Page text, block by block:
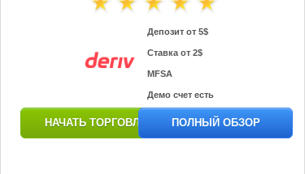
Депозит от 5$
Ставка от 2$
MFSA
Демо счет есть
НАЧАТЬ ТОРГОВЛЮ ПОЛНЫЙ ОБЗОР